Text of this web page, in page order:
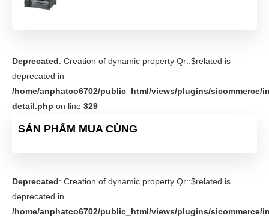
Deprecated: Creation of dynamic property Qr::$related is
deprecated in
/home/anphatco6702/public_html/views/plugins/sicommerce/
detail.php on line 329
SẢN PHẨM MUA CÙNG
Deprecated: Creation of dynamic property Qr::$related is
deprecated in
/home/anphatco6702/public_html/views/plugins/sicommerce/